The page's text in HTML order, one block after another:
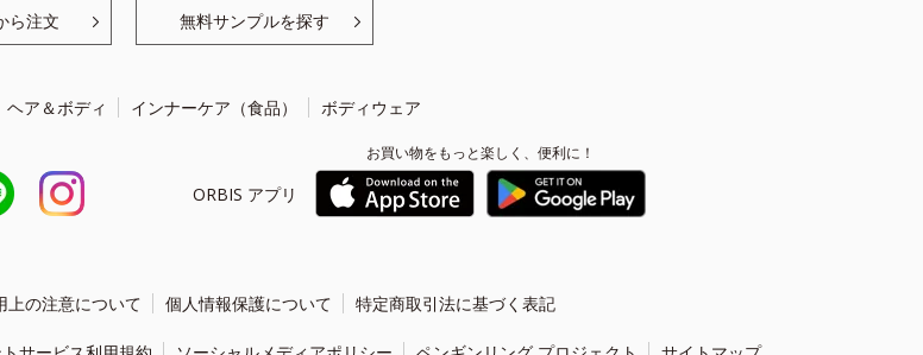
ら注文 無料サンプルを探す
ヘア＆ボディ インナーケア（食品） ボディウェア
ORBIS アプリ
お買い物をもっと楽しく、便利に！
上の注意について 個人情報保護について 特定商取引法に基づく表記